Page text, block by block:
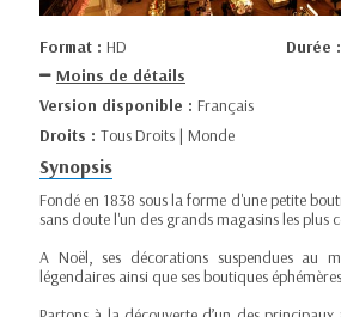
Format : HD Durée :
Moins de détails
Version disponible : Français
Droits : Tous Droits | Monde
Synopsis
Fondé en 1838 sous la forme d'une petite
sans doute l'un des grands magasins les plus
A Noël, ses décorations suspendues au
légendaires ainsi que ses boutiques